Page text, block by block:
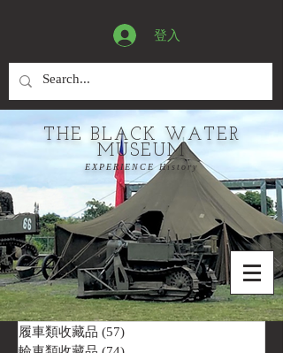
登入
THE BLACK WATER
MUSEUM
EXPERIENCE History
履車類收藏品 (57)